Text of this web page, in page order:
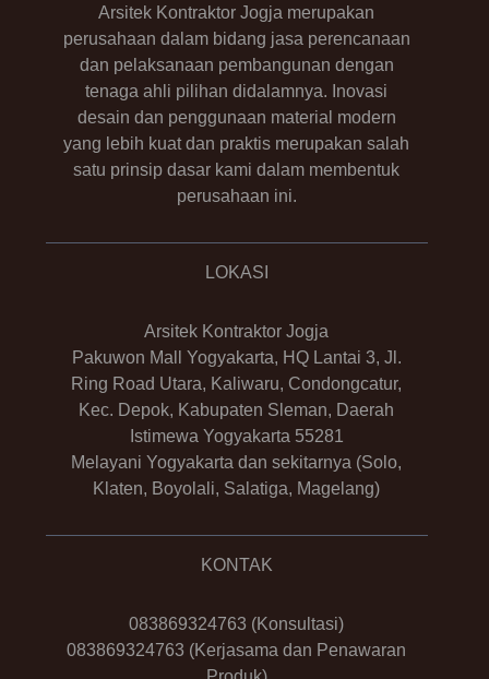
Arsitek Kontraktor Jogja merupakan
perusahaan dalam bidang jasa perencanaan
dan pelaksanaan pembangunan dengan
tenaga ahli pilihan didalamnya. Inovasi
desain dan penggunaan material modern
yang lebih kuat dan praktis merupakan salah
satu prinsip dasar kami dalam membentuk
perusahaan ini.
LOKASI
Arsitek Kontraktor Jogja
Pakuwon Mall Yogyakarta, HQ Lantai 3, Jl.
Ring Road Utara, Kaliwaru, Condongcatur,
Kec. Depok, Kabupaten Sleman, Daerah
Istimewa Yogyakarta 55281
Melayani Yogyakarta dan sekitarnya (Solo,
Klaten, Boyolali, Salatiga, Magelang)
KONTAK
083869324763 (Konsultasi)
083869324763 (Kerjasama dan Penawaran